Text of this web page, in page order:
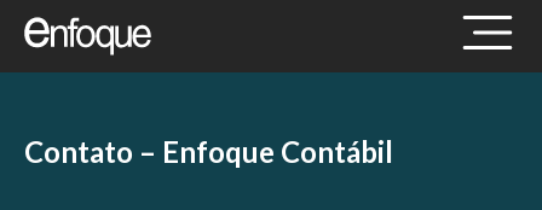
Contato – Enfoque Contábil